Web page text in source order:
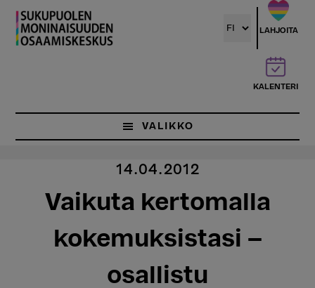
Hyppää
pääsisältöön
LAHJOITA
KALENTERI
VALIKKO
14.04.2012
Vaikuta kertomalla
kokemuksistasi –
osallistu